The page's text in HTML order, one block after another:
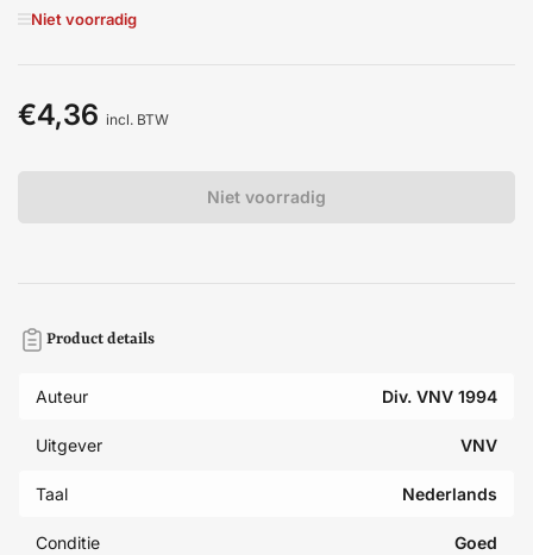
Niet voorradig
Normale
€4,36 incl. BTW
Niet voorradig
Product details
Auteur Div. VNV 1994
Uitgever VNV
Taal Nederlands
Conditie Goed